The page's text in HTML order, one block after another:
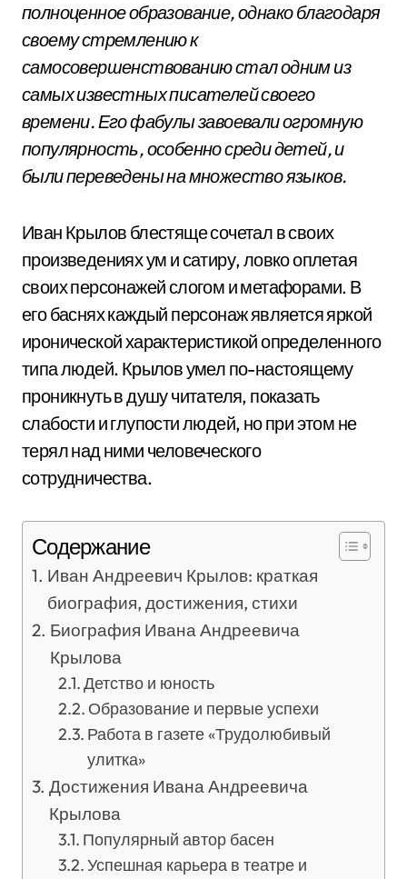
полноценное образование, однако благодаря
своему стремлению к
самосовершенствованию стал одним из
самых известных писателей своего
времени. Его фабулы завоевали огромную
популярность, особенно среди детей, и
были переведены на множество языков.
Иван Крылов блестяще сочетал в своих
произведениях ум и сатиру, ловко оплетая
своих персонажей слогом и метафорами. В
его баснях каждый персонаж является яркой
иронической характеристикой определенного
типа людей. Крылов умел по-настоящему
проникнуть в душу читателя, показать
слабости и глупости людей, но при этом не
терял над ними человеческого
сотрудничества.
Содержание
Иван Андреевич Крылов: краткая
биография, достижения, стихи
Биография Ивана Андреевича
Крылова
Детство и юность
Образование и первые успехи
Работа в газете «Трудолюбивый
улитка»
Достижения Ивана Андреевича
Крылова
Популярный автор басен
Успешная карьера в театре и